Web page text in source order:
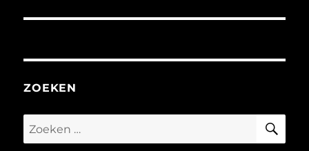
ZOEKEN
Zoeken
naar: